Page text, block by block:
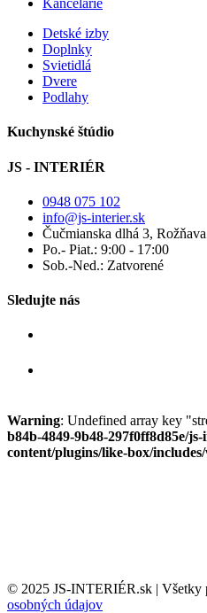
Kancelárie
Detské izby
Doplnky
Svietidlá
Dvere
Podlahy
Kuchynské štúdio
JS - INTERIÉR
0948 075 102
info@js-interier.sk
Čučmianska dlhá 3, Rožňava
Po.- Piat.: 9:00 - 17:00
Sob.-Ned.: Zatvorené
Sledujte nás
Warning: Undefined array key
b84b-4849-9b48-297f0ff8d85e/
content/plugins/like-box/
© 2025 JS-INTERIÉR.sk | Všetky
osobných údajov